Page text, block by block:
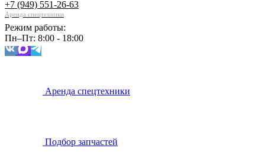
+7 (949) 551-26-63
Аренда спецтехники
Режим работы:
Пн–Пт: 8:00 - 18:00
Аренда спецтехники
Подбор запчастей